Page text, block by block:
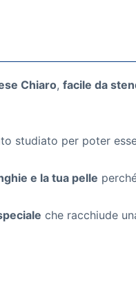
Chiaro, facile da
studiato per poter
e la tua pelle
che racchiude